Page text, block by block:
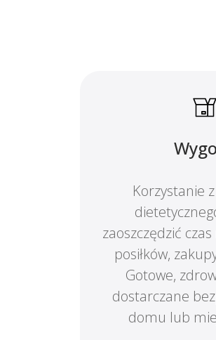
Korzystanie
zaoszczędzić
posiłków,
Gotowe,
dostarczane
domu lub